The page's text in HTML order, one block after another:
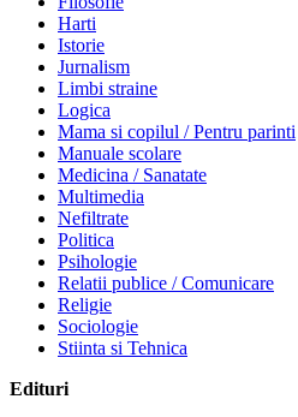
Harti
Istorie
Jurnalism
Limbi straine
Logica
Mama si copilul / Pentru parinti
Manuale scolare
Medicina / Sanatate
Multimedia
Nefiltrate
Politica
Psihologie
Relatii publice / Comunicare
Religie
Sociologie
Stiinta si Tehnica
Edituri